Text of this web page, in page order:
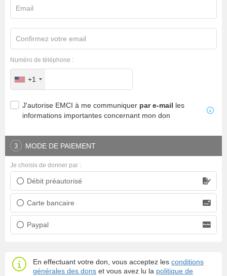
Email
Confirmez votre email
Numéro de téléphone :
+1
J'autorise EMCI à me communiquer par e-mail les
informations importantes concernant mon don
3 MODE DE PAIEMENT
Débit préautorisé
Prélèvement bancaire
Carte bancaire
Carte bancaire
Paypal
Paypal
Je choisis de donner par :
En effectuant votre don, vous acceptez les conditions
générales des dons et vous avez lu la politique de